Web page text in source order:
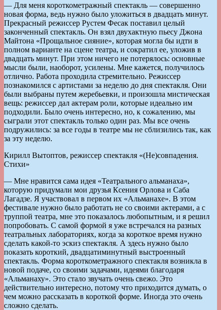
— Для меня короткометражный спектакль — совершенно
новая форма, ведь нужно было уложиться в двадцать минут.
Прекрасный режиссер Рустем Фесак поставил целый
законченный спектакль. Он взял двухактную пьесу Джона
Майтона «Прощальное сияние», которая могла бы идти в
полном варианте на сцене театра, и сократил ее, уложив в
двадцать минут. При этом ничего не потерялось: основные
мысли были, наоборот, усилены. Мне кажется, получилось
отлично. Работа проходила стремительно. Режиссер
познакомился с артистами за неделю до дня спектакля. Они
были выбраны путем жеребьевки, и произошла мистическая
вещь: режиссер дал актерам роли, которые идеально им
подходили. Было очень интересно, но, к сожалению, мы
сыграли этот спектакль только один раз. Мы все очень
подружились: за все годы в театре мы не сблизились так, как
за эту неделю.
Кирилл Вытоптов, режиссер спектакля «(Не)совпадения.
Стихи»
— Мне нравится сама идея «Театрального альманаха»,
которую придумали мои друзья Ксения Орлова и Саба
Лагадзе. Я участвовал в первом их «Альманахе». В этом
фестивале нужно было работать не со своими актерами, а с
труппой театра, мне это показалось любопытным, и я решил
попробовать. С самой формой я уже встречался на разных
театральных лабораториях, когда за короткое время нужно
сделать какой-то эскиз спектакля. А здесь нужно было
показать короткий, двадцатиминутный выстроенный
спектакль. Форма короткометражного спектакля возникла в
новой подаче, со своими задачами, идеями благодаря
«Альманаху». Это стало звучать очень свежо. Это
действительно интересно, потому что приходится думать, о
чем можно рассказать в короткой форме. Иногда это очень
сложно сделать.